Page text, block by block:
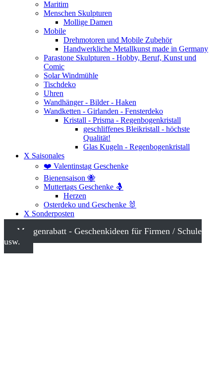
Maritim
Menschen Skulpturen
Mollige Damen
Mobile
Drehmotoren und Mobile Zubehör
Handwerkliche Metallkunst made in Germany
Parastone Skulpturen - Hobby, Beruf, Kunst und
Comic
Solar Windmühle
Tischdeko
Uhren
Wandhänger - Bilder - Haken
Wandketten - Girlanden - Fensterdeko
Kristall - Prisma - Regenbogenkristall
geschliffenes Bleikristall - höchste
Qualität!
Glas Kugeln - Regenbogenkristall
X Saisonales
❤️ Valentinstag Geschenke
Bienensaison 🐝
Muttertags Geschenke 🤱
Herzen
Osterdeko und Geschenke 🐰
X Sonderposten
Mengenrabatt - Geschenkideen für Firmen / Schule
usw.